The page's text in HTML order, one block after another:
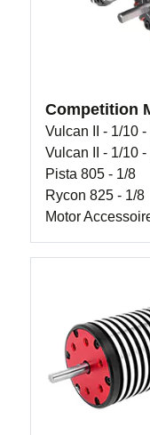
Competition
Vulcan II - 1/10
Vulcan II - 1/10
Pista 805 - 1/8
Rycon 825 - 1/8
Motor